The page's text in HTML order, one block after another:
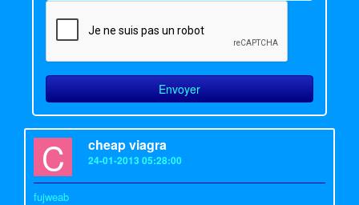
C cheap viagra
24-01-2013 05:28:00
fujweab